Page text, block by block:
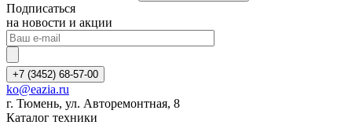
Подписаться
на новости и акции
+7 (3452) 68-57-00
ko@eazia.ru
г. Тюмень, ул. Авторемонтная, 8
Каталог техники